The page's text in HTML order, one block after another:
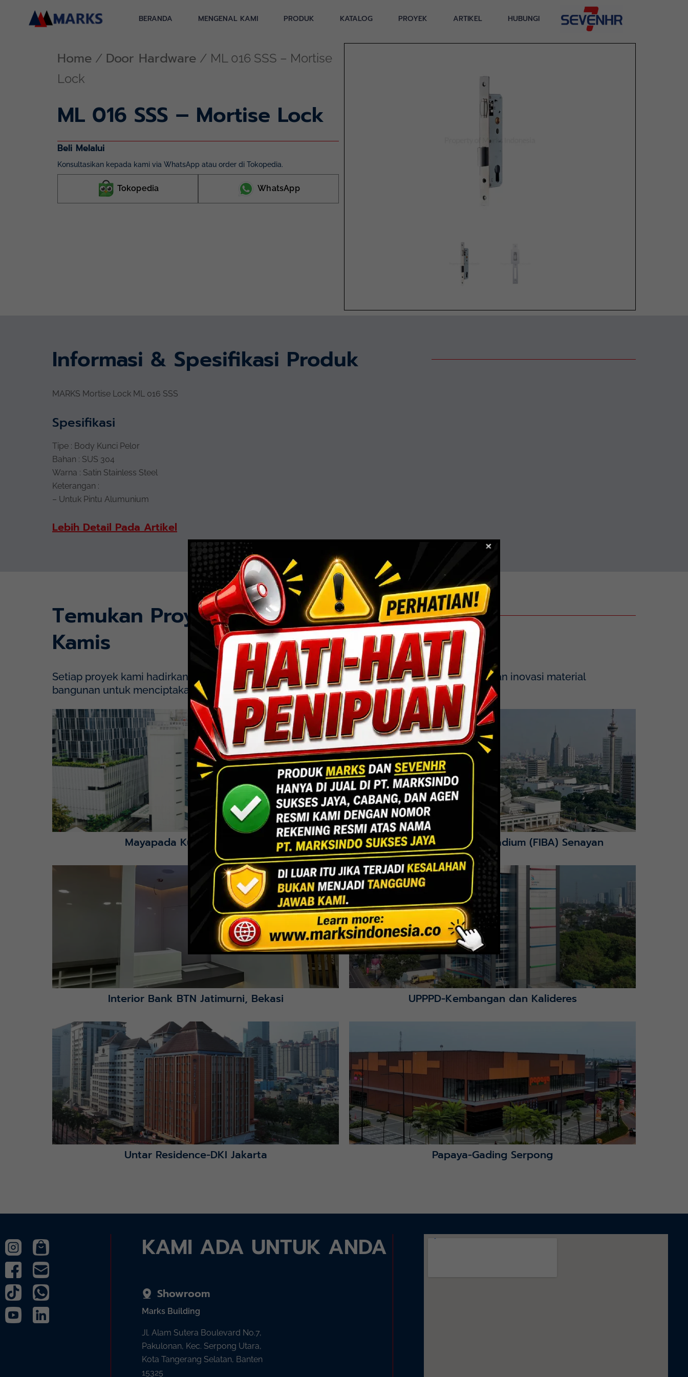
BERANDA MENGENAL KAMI PRODUK KATALOG PROYEK ARTIKEL HUBUNGI
Home / Door Hardware / ML 016 SSS – Mortise
Lock
ML 016 SSS – Mortise Lock
Beli Melalui
Konsultasikan kepada kami via WhatsApp atau order di Tokopedia.
Tokopedia WhatsApp
Informasi & Spesifikasi Produk
MARKS Mortise Lock ML 016 SSS
Spesifikasi
Tipe : Body Kunci Pelor
Bahan : SUS 304
Warna : Satin Stainless Steel
Keterangan :
– Untuk Pintu Alumunium
Lebih Detail Pada Artikel
Temukan Proyek
Kamis
Setiap proyek kami hadirkan dengan presisi, efisiensi, dan sentuhan estetika. Mengintegrasikan inovasi material
bangunan untuk menciptakan solusi yang fungsional dan berdaya tahan tinggi.
Mayapada Hospital Kuningan (MHKN), Kuningan, Jakarta Selatan.
Lihat Detail Proyek
Mayapada Kuningan Jakarta
Lihat Detail Proyek
Indoor Multifunction Stadium (FIBA) Senayan
Interior Bank BTN Jatimurni, Bekasi
Lihat Detail Proyek
UPPPD-Kembangan dan Kalideres
Lihat Detail Proyek
Untar Residence-DKI Jakarta
Lihat Detail Proyek
Papaya-Gading Serpong
KAMI ADA UNTUK ANDA
Showroom
Marks Building
Jl. Alam Sutera Boulevard No.7,
Pakulonan, Kec. Serpong Utara,
Kota Tangerang Selatan, Banten
15325